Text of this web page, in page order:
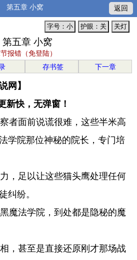
第五章 小窝 返回
关灯
护眼：关
字号：小
第五章 小窝
报错（免登陆）
存书签 下一章
网】
快，无弹窗！
者面前说谎很难，这些半米高
学院那位神秘的院长，专门培
，足以让这些猫头鹰处理任何
纠纷。
魔法学院，到处都是隐秘的魔
，甚至是直接还原刚才那场战